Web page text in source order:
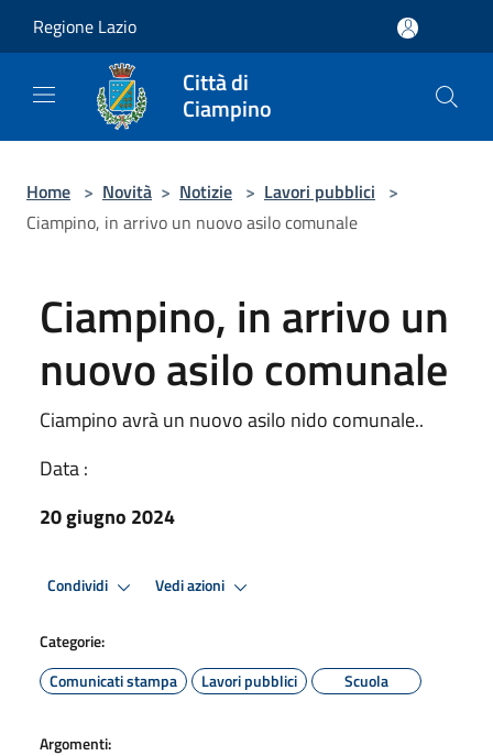
Regione Lazio
Città di
Ciampino
Home > Novità > Notizie > Lavori pubblici >
Ciampino, in arrivo un nuovo asilo comunale
Ciampino, in arrivo un
nuovo asilo comunale
Ciampino avrà un nuovo asilo nido comunale..
Data :
20 giugno 2024
Condividi Vedi azioni
Categorie:
Comunicati stampa
Lavori pubblici Scuola
Argomenti: